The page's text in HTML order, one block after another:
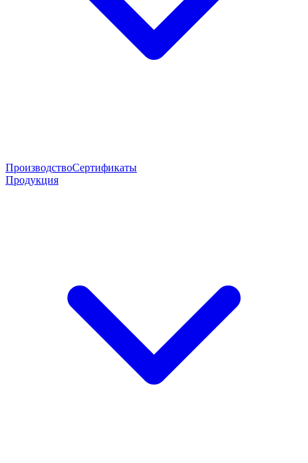
ПроизводствоСертификаты
Продукция